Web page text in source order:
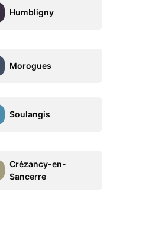
Humbligny
Morogues
Soulangis
Crézancy-en-
Sancerre